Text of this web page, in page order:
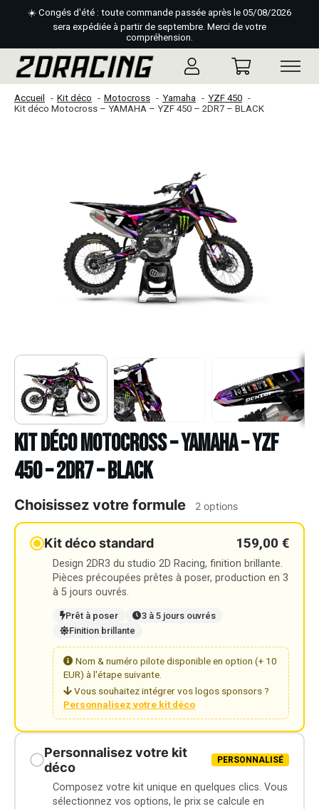
☀️ Congés d'été : toute commande passée après le 05/08/2026
sera expédiée à partir de septembre. Merci de votre
compréhension.
Accueil Kit déco Motocross Yamaha
YZF 450
Kit déco Motocross – YAMAHA – YZF 450 – 2DR7 – BLACK
Kit déco Motocross – YAMAHA – YZF
450 – 2DR7 – BLACK
Choisissez votre formule 2 options
Kit déco standard 159,00 €
Design 2DR3 du studio 2D Racing, finition brillante.
Pièces précoupées prêtes à poser, production en 3
à 5 jours ouvrés.
Prêt à poser
3 à 5 jours ouvrés
Finition brillante
Nom & numéro pilote disponible en option (+ 10
EUR) à l'étape suivante.
Vous souhaitez intégrer vos logos sponsors ?
Personnalisez votre kit déco
Personnalisez votre kit
déco
PERSONNALISÉ
Composez votre kit unique en quelques clics. Vous
sélectionnez vos options, le prix se calcule en